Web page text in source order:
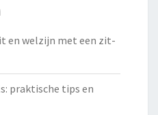
en welzijn met een zit-
praktische tips en